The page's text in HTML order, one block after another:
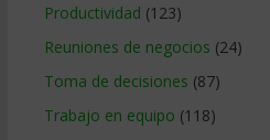
Productividad (123)
Reuniones de negocios (24)
Toma de decisiones (87)
Trabajo en equipo (118)